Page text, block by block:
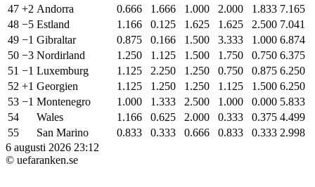
47 +2 Andorra 0.666 1.666 1.000 2.000 1.833 7.165
48 −5 Estland 1.166 0.125 1.625 1.625 2.500 7.041
49 −1 Gibraltar 0.875 0.166 1.500 3.333 1.000 6.874
50 −3 Nordirland 1.250 1.125 1.500 1.750 0.750 6.375
51 −1 Luxemburg 1.125 2.250 1.250 0.750 0.875 6.250
52 +1 Georgien 1.125 1.250 1.250 1.125 1.500 6.250
53 −1 Montenegro 1.000 1.333 2.500 1.000 0.000 5.833
54
Wales 1.166 0.625 2.000 0.333 0.375 4.499
55
San Marino 0.833 0.333 0.666 0.833 0.333 2.998
6 augusti 2026 23:12
© uefaranken.se